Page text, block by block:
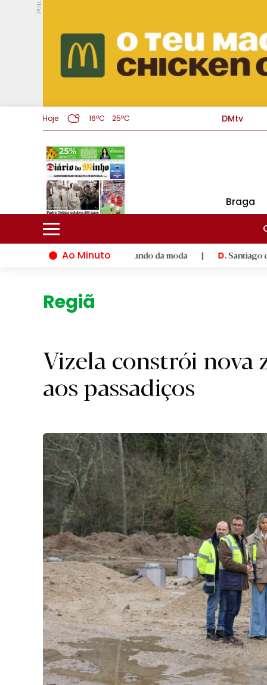
PUB.
Hoje 16ºC 25ºC DMtv
Braga
Ao Minuto
e à inovação do mundo da moda | D.Santiago de
Região.
Vizela constrói nova
aos passadiços